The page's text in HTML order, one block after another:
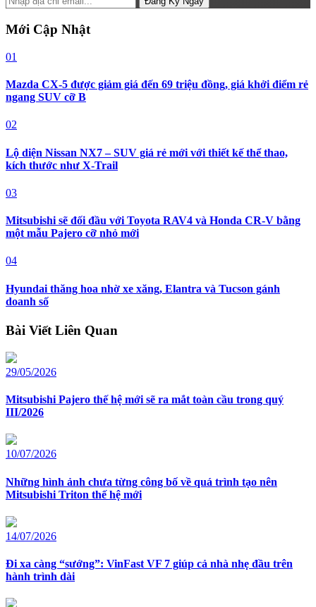
Mới Cập Nhật
01
Mazda CX-5 được giảm giá đến 69 triệu đồng, giá khởi điểm rẻ
ngang SUV cỡ B
02
Lộ diện Nissan NX7 – SUV giá rẻ mới với thiết kế thể thao,
kích thước như X-Trail
03
Mitsubishi sẽ đối đầu với Toyota RAV4 và Honda CR-V bằng
một mẫu Pajero cỡ nhỏ mới
04
Hyundai thăng hoa nhờ xe xăng, Elantra và Tucson gánh
doanh số
Bài Viết Liên Quan
29/05/2026
Mitsubishi Pajero thế hệ mới sẽ ra mắt toàn cầu trong quý
III/2026
10/07/2026
Những hình ảnh chưa từng công bố về quá trình tạo nên
Mitsubishi Triton thế hệ mới
14/07/2026
Đi xa càng “sướng”: VinFast VF 7 giúp cả nhà nhẹ đầu trên
hành trình dài